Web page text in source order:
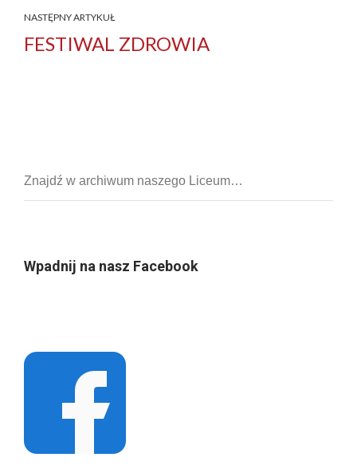
NASTĘPNY ARTYKUŁ
FESTIWAL ZDROWIA
Wpadnij na nasz Facebook